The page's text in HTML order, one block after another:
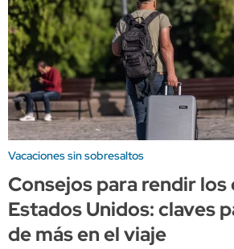
Vacaciones sin sobresaltos
Consejos para rendir los
Estados Unidos: claves
de más en el viaje